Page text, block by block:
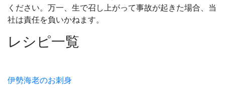
ください。万一、生で召し上がって事故が起きた場合、当
社は責任を負いかねます。
レシピ一覧
伊勢海老のお刺身